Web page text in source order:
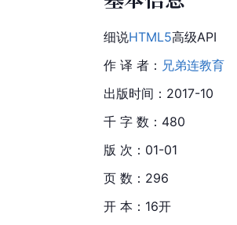
细说HTML5高级API
作 译 者： 兄弟连教育
出版时间：2017-10
千 字 数：480
版 次：01-01
页 数：296
开 本：16开